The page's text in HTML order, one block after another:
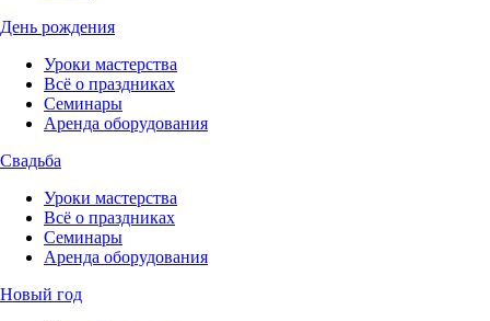
День рождения
Уроки мастерства
Всё о праздниках
Семинары
Аренда оборудования
Свадьба
Уроки мастерства
Всё о праздниках
Семинары
Аренда оборудования
Новый год